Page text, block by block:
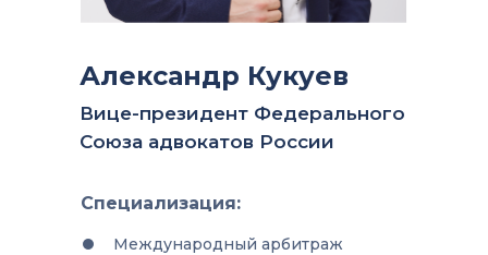
Александр Кукуев
Вице-президент Федерального
Союза адвокатов России
Специализация:
Международный арбитраж